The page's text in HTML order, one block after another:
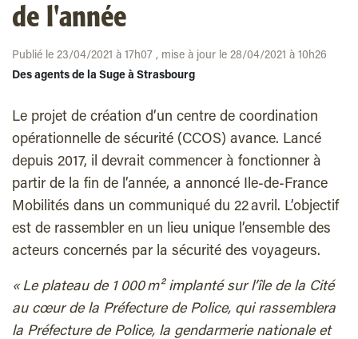
de l'année
Publié le 23/04/2021 à 17h07 , mise à jour le 28/04/2021 à 10h26
Des agents de la Suge à Strasbourg
Le projet de création d’un centre de coordination
opérationnelle de sécurité (CCOS) avance. Lancé
depuis 2017, il devrait commencer à fonctionner à
partir de la fin de l’année, a annoncé Ile-de-France
Mobilités dans un communiqué du 22 avril. L’objectif
est de rassembler en un lieu unique l’ensemble des
acteurs concernés par la sécurité des voyageurs.
« Le plateau de 1 000 m² implanté sur l’île de la Cité
au cœur de la Préfecture de Police, qui rassemblera
la Préfecture de Police, la gendarmerie nationale et